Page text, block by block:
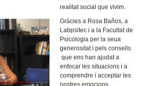
realitat social que vivim.
Gràcies a Rosa Baños, a
Labpsitec i a la Facultat de
Psicologia per la seua
generositat i pels consells
que ens han ajudat a
enfocar les situacions i a
comprendre i acceptar les
nostres emocions.